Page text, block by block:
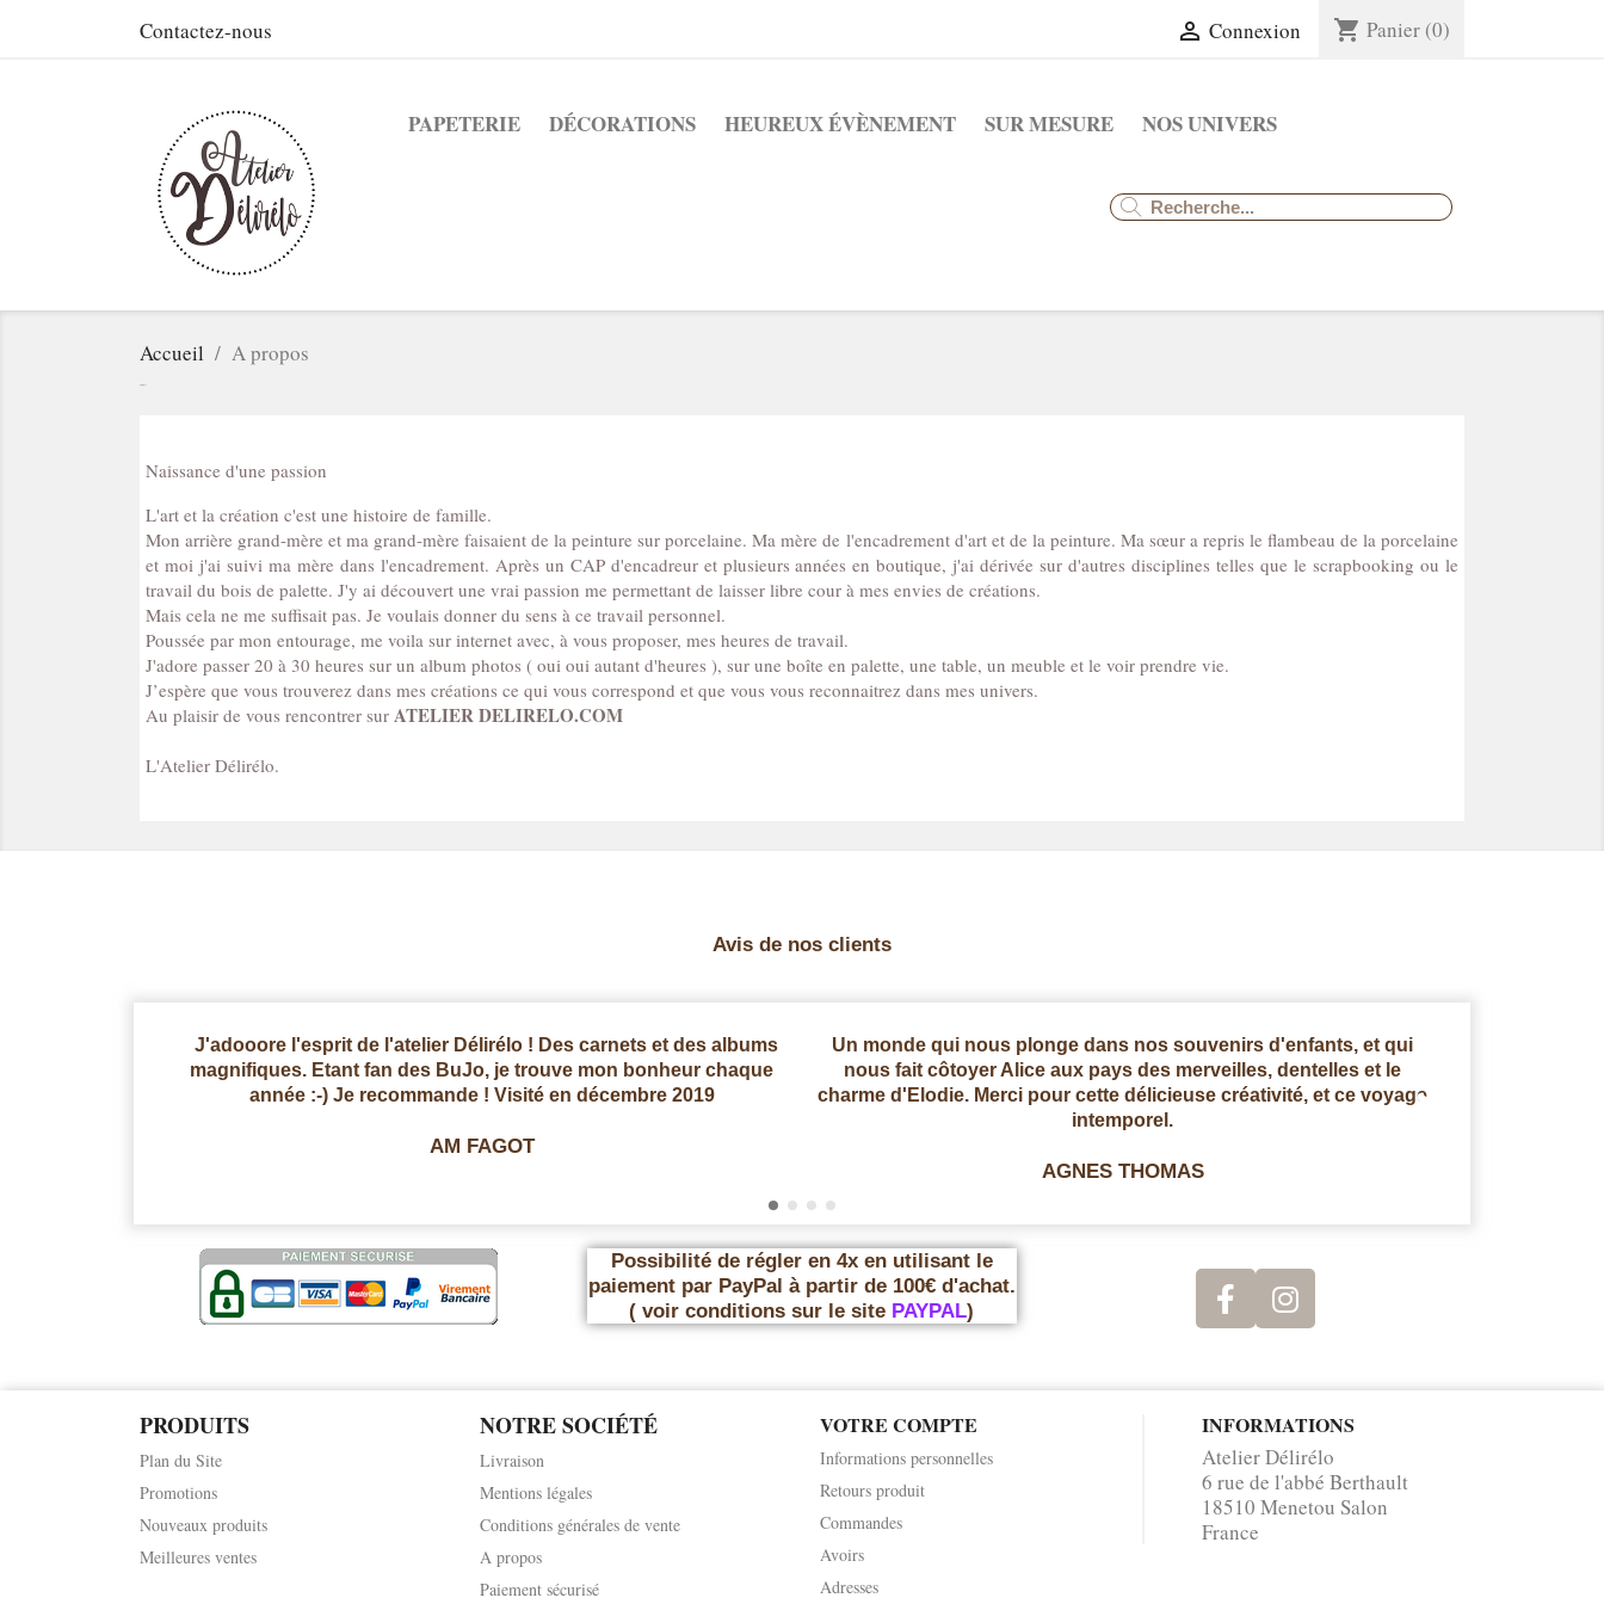
Contactez-nous  Connexion shopping_cart Panier (0)
PAPETERIE DÉCORATIONS HEUREUX ÉVÈNEMENT SUR MESURE NOS UNIVERS
Accueil A propos
Naissance d'une passion
L'art et la création c'est une histoire de famille.
Mon arrière grand-mère et ma grand-mère faisaient de la peinture sur porcelaine. Ma mère de l'encadrement d'art et de la peinture. Ma sœur a repris le flambeau de la porcelaine
et moi j'ai suivi ma mère dans l'encadrement. Après un CAP d'encadreur et plusieurs années en boutique, j'ai dérivée sur d'autres disciplines telles que le scrapbooking ou le
travail du bois de palette. J'y ai découvert une vrai passion me permettant de laisser libre cour à mes envies de créations.
Mais cela ne me suffisait pas. Je voulais donner du sens à ce travail personnel.
Poussée par mon entourage, me voila sur internet avec, à vous proposer, mes heures de travail.
J'adore passer 20 à 30 heures sur un album photos ( oui oui autant d'heures ), sur une boîte en palette, une table, un meuble et le voir prendre vie.
J’espère que vous trouverez dans mes créations ce qui vous correspond et que vous vous reconnaitrez dans mes univers.
Au plaisir de vous rencontrer sur ATELIER DELIRELO.COM
L'Atelier Délirélo.
Avis de nos clients
J'adooore l'esprit de l'atelier Délirélo ! Des carnets et des albums
magnifiques. Etant fan des BuJo, je trouve mon bonheur chaque
année :-) Je recommande ! Visité en décembre 2019
AM FAGOT
Un monde qui nous plonge dans nos souvenirs d'enfants, et qui
nous fait côtoyer Alice aux pays des merveilles, dentelles et le
charme d'Elodie. Merci pour cette délicieuse créativité, et ce voyage
intemporel.
AGNES THOMAS
Possibilité de régler en 4x en utilisant le
paiement par PayPal à partir de 100€ d'achat.
( voir conditions sur le site PAYPAL)
PRODUITS
Plan du Site
Promotions
Nouveaux produits
Meilleures ventes
NOTRE SOCIÉTÉ
Livraison
Mentions légales
Conditions générales de vente
A propos
Paiement sécurisé
VOTRE COMPTE
Informations personnelles
Retours produit
Commandes
Avoirs
Adresses
INFORMATIONS
Atelier Délirélo
6 rue de l'abbé Berthault
18510 Menetou Salon
France